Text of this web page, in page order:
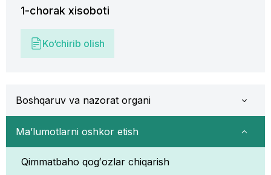
1-chorak xisoboti
Ko‘chirib olish
Boshqaruv va nazorat organi
Ma’lumotlarni oshkor etish
Qimmatbaho qogʻozlar chiqarish